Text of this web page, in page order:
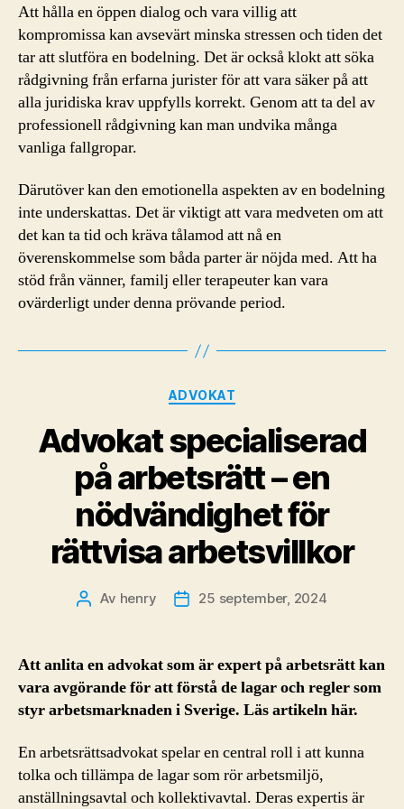
Att hålla en öppen dialog och vara villig att
kompromissa kan avsevärt minska stressen och tiden det
tar att slutföra en bodelning. Det är också klokt att söka
rådgivning från erfarna jurister för att vara säker på att
alla juridiska krav uppfylls korrekt. Genom att ta del av
professionell rådgivning kan man undvika många
vanliga fallgropar.
Därutöver kan den emotionella aspekten av en bodelning
inte underskattas. Det är viktigt att vara medveten om att
det kan ta tid och kräva tålamod att nå en
överenskommelse som båda parter är nöjda med. Att ha
stöd från vänner, familj eller terapeuter kan vara
ovärderligt under denna prövande period.
Kategorier
ADVOKAT
Advokat specialiserad
på arbetsrätt – en
nödvändighet för
rättvisa arbetsvillkor
Inläggsförfattare
Av henry Inläggsdatum
25 september, 2024
Att anlita en advokat som är expert på arbetsrätt kan
vara avgörande för att förstå de lagar och regler som
styr arbetsmarknaden i Sverige. Läs artikeln här.
En arbetsrättsadvokat spelar en central roll i att kunna
tolka och tillämpa de lagar som rör arbetsmiljö,
anställningsavtal och kollektivavtal. Deras expertis är